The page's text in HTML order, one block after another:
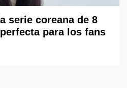
serie coreana de 8
para los fans